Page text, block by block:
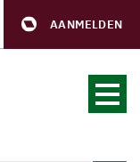
AANMELDEN